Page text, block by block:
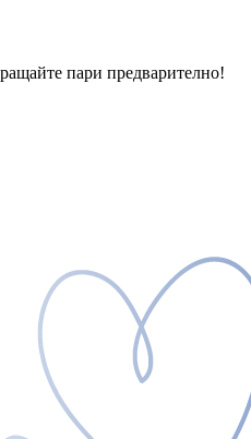
пари предварително!